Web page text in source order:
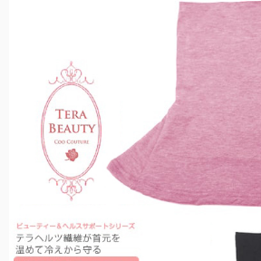
2段折りショート
折りたたみ日傘に見えない、丸くて美しいシ
ミドルサイズ
ショートの次に大きく、雨の日でも安心の
キャップ・キャスケ
お顔周りにしっかりと影を作る、キャップ
手から二の腕までをしっかりとカバー。半袖
普段着の下に着るだけで、UVを98%以上カ
目からの紫外線もお肌の日焼けの原因。メラ
スキンケア
日傘メーカーの経験値を活かした、無添加